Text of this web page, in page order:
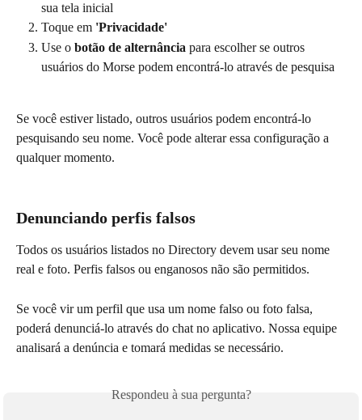
sua tela inicial
Toque em 'Privacidade'
Use o botão de alternância para escolher se outros
usuários do Morse podem encontrá-lo através de pesquisa
Se você estiver listado, outros usuários podem encontrá-lo
pesquisando seu nome. Você pode alterar essa configuração a
qualquer momento.
Denunciando perfis falsos
Todos os usuários listados no Directory devem usar seu nome
real e foto. Perfis falsos ou enganosos não são permitidos.
Se você vir um perfil que usa um nome falso ou foto falsa,
poderá denunciá-lo através do chat no aplicativo. Nossa equipe
analisará a denúncia e tomará medidas se necessário.
Respondeu à sua pergunta?